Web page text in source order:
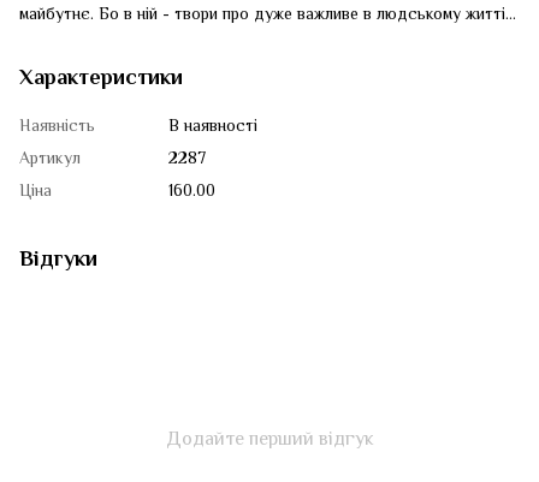
майбутнє. Бо в ній - твори про дуже важливе в людському житті...
Характеристики
Наявність
В наявності
Артикул
2287
Ціна
160.00
Відгуки
Додайте перший відгук